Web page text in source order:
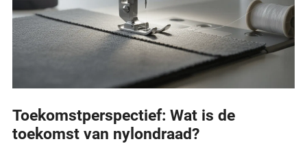
Toekomstperspectief: Wat is de
toekomst van nylondraad?